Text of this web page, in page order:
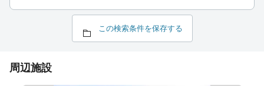
この検索条件を保存する
周辺施設